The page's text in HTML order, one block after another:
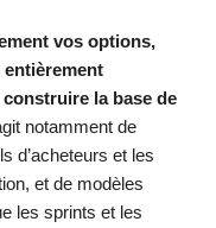
vos options,
entièrement
la base de
notamment de
d’acheteurs et les
et de modèles
les sprints et les